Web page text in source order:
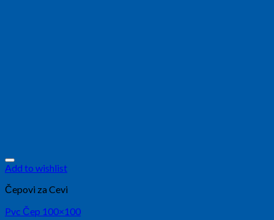
Add to wishlist
Čepovi za Cevi
Pvc Čep 100×100